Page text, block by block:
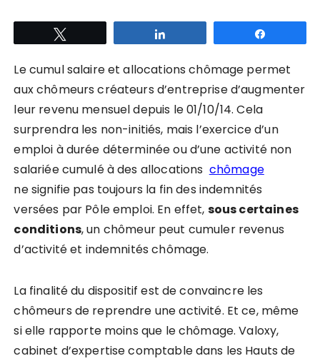
Le cumul salaire et allocations chômage permet
aux chômeurs créateurs d’entreprise d’augmenter
leur revenu mensuel depuis le 01/10/14. Cela
surprendra les non-initiés, mais l’exercice d’un
emploi à durée déterminée ou d’une activité non
salariée cumulé à des allocations chômage
nesignifie pas toujours la fin des indemnités
versées par Pôle emploi. En effet, sous certaines
conditions, un chômeur peut cumuler revenus
d’activité et indemnités chômage.
La finalité du dispositif est de convaincre les
chômeurs de reprendre une activité. Et ce, même
si elle rapporte moins que le chômage.Valoxy,
cabinet d’expertise comptable dans les Hauts de